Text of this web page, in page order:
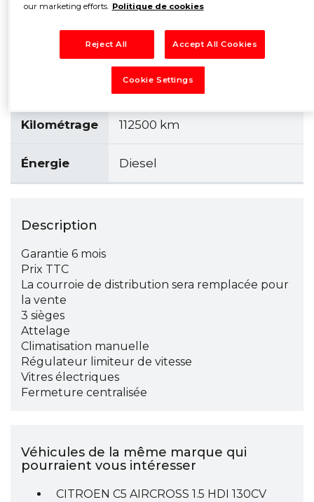
BERLINGO 1.6 HDI 75
BUSINESS
2017
Kilométrage 112500 km
Énergie Diesel
Description
Garantie 6 mois
Prix TTC
La courroie de distribution sera remplacée pour
la vente
3 sièges
Attelage
Climatisation manuelle
Régulateur limiteur de vitesse
Vitres électriques
Fermeture centralisée
Véhicules de la même marque qui
pourraient vous intéresser
CITROEN C5 AIRCROSS 1.5 HDI 130CV
our marketing efforts. Politique de cookies
Reject All Accept All Cookies
Cookie Settings